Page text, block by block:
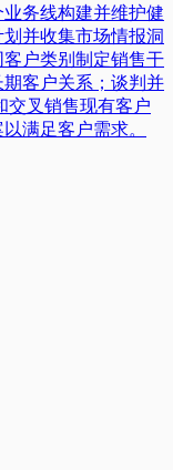
务线构建并维护健
并收集市场情报洞
客户类别制定销售干
客户关系；谈判并
交叉销售现有客户
满足客户需求。